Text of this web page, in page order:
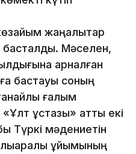
жаңалықтар
Мәселен,
арналған
бастауы соның
ғалым
ұстазы» атты екі
Түркі мәдениетін
ұйымының